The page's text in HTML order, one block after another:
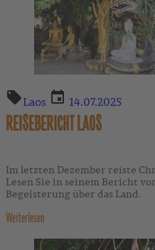
Laos 14.07.2025
REISEBERICHT LAOS
Im letzten Dezember reiste
Lesen Sie in seinem Bericht
Begeisterung über das Land.
Weiterlesen